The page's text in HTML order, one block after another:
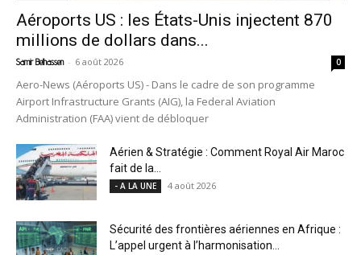
Aéroports US : les États-Unis injectent 870
millions de dollars dans...
Samir Belhassen - 6 août 2026 0
Aero-News (Aéroports US) - Dans le cadre de son programme
Airport Infrastructure Grants (AIG), la Federal Aviation
Administration (FAA) vient de débloquer
Aérien & Stratégie : Comment Royal Air Maroc
fait de la...
- A LA UNE 4 août 2026
Sécurité des frontières aériennes en Afrique :
L’appel urgent à l’harmonisation...